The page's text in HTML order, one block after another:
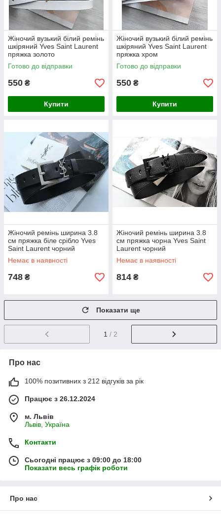
Жіночий вузький білий ремінь
шкіряний Yves Saint Laurent
пряжка золото
Готово до відправки
550 ₴
Купити
Жіночий вузький білий ремінь
шкіряний Yves Saint Laurent
пряжка хром
Готово до відправки
550 ₴
Купити
Жіночий ремінь ширина 3.8
см пряжка біле срібло Yves
Saint Laurent чорний
Немає в наявності
748 ₴
Жіночий ремінь ширина 3.8
см пряжка чорна Yves Saint
Laurent чорний
Немає в наявності
814 ₴
Показати ще
1 / 2
Про нас
100% позитивних з 212 відгуків за рік
Працює з 26.12.2024
м. Львів
Львів, Україна
Контакти
Сьогодні працює з 09:00 до 18:00
Показати весь графік роботи
Про нас